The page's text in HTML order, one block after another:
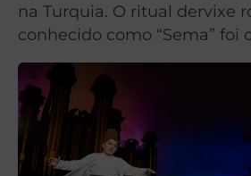
na Turquia. O ritual dervixe
conhecido como “Sema” foi